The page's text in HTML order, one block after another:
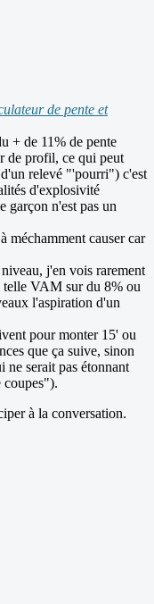
de pente et
+ de 11% de pente
de profil, ce qui peut
relevé "'pourri") c'est
d'explosivité
garçon n'est pas un
méchamment causer car
j'en vois rarement
telle VAM sur du 8% ou
l'aspiration d'un
pour monter 15' ou
que ça suive, sinon
ne serait pas étonnant
à la conversation.